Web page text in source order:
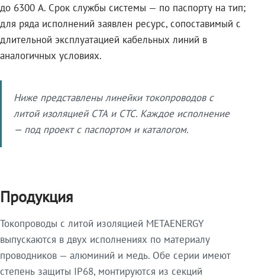
до 6300 А. Срок службы системы — по паспорту на тип;
для ряда исполнений заявлен ресурс, сопоставимый с
длительной эксплуатацией кабельных линий в
аналогичных условиях.
Ниже представлены линейки токопроводов с
литой изоляцией СТА и СТС. Каждое исполнение
— под проект с паспортом и каталогом.
Продукция
Токопроводы с литой изоляцией METAENERGY
выпускаются в двух исполнениях по материалу
проводников — алюминий и медь. Обе серии имеют
степень защиты IP68, монтируются из секций